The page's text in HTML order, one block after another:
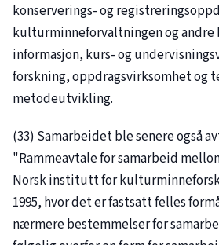
konserverings- og
kulturminneforvaltningen og andre
informasjon, kurs- og
forskning, oppdragsvirksomhet og
metodeutvikling.
(33) Samarbeidet ble senere også
"Rammeavtale for samarbeid
Norsk institutt for
1995, hvor det er fastsatt felles
nærmere bestemmelser for